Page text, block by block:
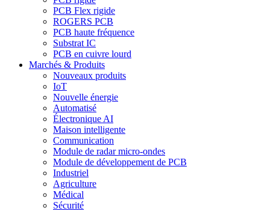
PCB Flex rigide
ROGERS PCB
PCB haute fréquence
Substrat IC
PCB en cuivre lourd
Marchés & Produits
Nouveaux produits
IoT
Nouvelle énergie
Automatisé
Électronique AI
Maison intelligente
Communication
Module de radar micro-ondes
Module de développement de PCB
Industriel
Agriculture
Médical
Sécurité